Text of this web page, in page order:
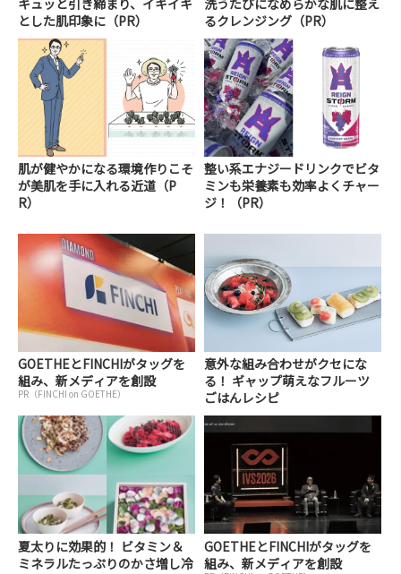
とした肌印象に（PR）
るクレンジング（PR）
肌が健やかになる環境作りこそ
が美肌を手に入れる近道（P
R）
整い系エナジードリンクでビタ
ミンも栄養素も効率よくチャー
ジ！（PR）
GOETHEとFINCHIがタッグを
組み、新メディアを創設
PR（FINCHI on GOETHE）
意外な組み合わせがクセにな
る！ ギャップ萌えなフルーツ
ごはんレシピ
夏太りに効果的！ ビタミン＆
ミネラルたっぷりのかさ増し冷
GOETHEとFINCHIがタッグを
組み、新メディアを創設